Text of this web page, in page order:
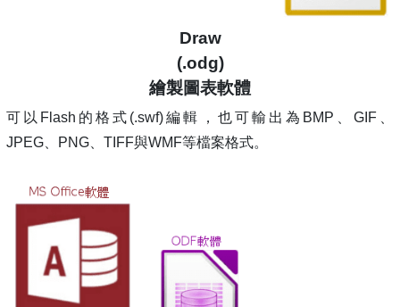
Draw
(.odg)
繪製圖表軟體
可以Flash的格式(.swf)編輯，也可輸出為BMP、GIF、
JPEG、PNG、TIFF與WMF等檔案格式。